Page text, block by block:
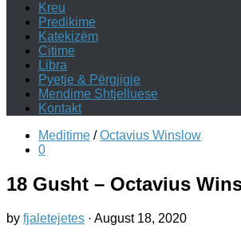
Kreu
Predikime
Katekizëm
Citime
Libra
Pyetje & Përgjigje
Mendime Shtjelluese
Kontakt
Meditime / Octavius Winslow
0
18 Gusht – Octavius
by fjaletejetes · August 18, 2020